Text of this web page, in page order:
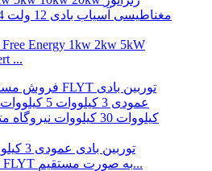
Energy 1kw 2kw 5kW
...
ساخت کارخانه FLYT به صورت مستقیم...